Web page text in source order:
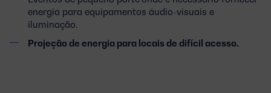
energia para equipamentos áudio-visuais e
iluminação.
Projeção de energia para locais de difícil acesso.